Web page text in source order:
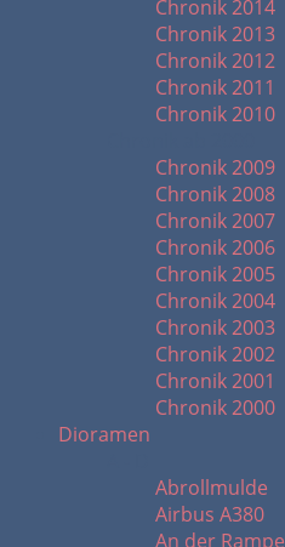
Chronik 2014
Chronik 2013
Chronik 2012
Chronik 2011
Chronik 2010
Chronik 2009
Chronik 2008
Chronik 2007
Chronik 2006
Chronik 2005
Chronik 2004
Chronik 2003
Chronik 2002
Chronik 2001
Chronik 2000
Dioramen
Abrollmulde
Airbus A380
An der Rampe